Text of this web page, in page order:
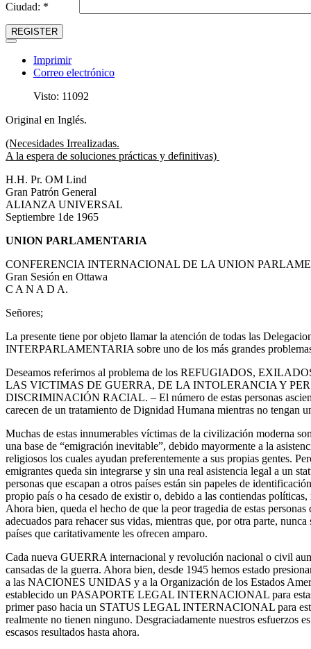
Ciudad: *
REGISTER
Imprimir
Correo electrónico
Visto: 11092
Original en Inglés.
(Necesidades Irrealizadas.
A la espera de soluciones prácticas y definitivas)
H.H. Pr. OM Lind
Gran Patrón General
ALIANZA UNIVERSAL
Septiembre 1de 1965
UNION PARLAMENTARIA
CONFERENCIA INTERNACIONAL DE LA UNION
Gran Sesión en Ottawa
C A N A D A.
Señores;
La presente tiene por objeto llamar la atención de todas las
INTERPARLAMENTARIA sobre uno de los más grandes
Deseamos referirnos al problema de los REFUGIADOS,
LAS VICTIMAS DE GUERRA, DE LA INTOLERANCIA Y
DISCRIMINACIÓN RACIAL. – El número de estas personas
carecen de un tratamiento de Dignidad Humana mientras no tengan
Muchas de estas innumerables víctimas de la civilización moderna
una base de “emigración inevitable”, debido mayormente a la
religiosos los cuales ayudan preferentemente a sus propias gentes.
emigrantes queda sin integrarse y sin una real asistencia legal a un
personas que escapan a otros países están sin papeles de
propio país o ha cesado de existir o, debido a las contiendas políticas,
Ahora bien, queda el hecho de que la peor tragedia de estas
adecuados para rehacer sus vidas, mientras que, por otra parte,
países que caritativamente les ofrecen amparo.
Cada nueva GUERRA internacional y revolución nacional o civil
cansadas de la guerra. Ahora bien, desde 1945 hemos estado
a las NACIONES UNIDAS y a la Organización de los Estados
establecido un PASAPORTE LEGAL INTERNACIONAL para
primer paso hacia un STATUS LEGAL INTERNACIONAL para
realmente no tienen ninguno. Desgraciadamente nuestros esfuerzos
escasos resultados hasta ahora.